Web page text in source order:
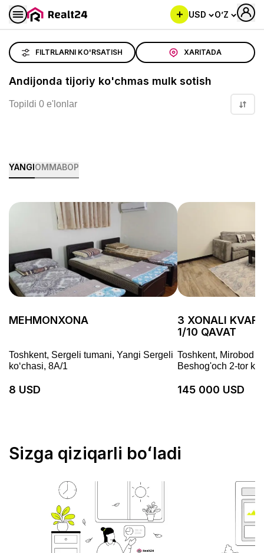
USD O’Z
FILTRLARNI KO'RSATISH XARITADA
Andijonda tijoriy ko'chmas mulk sotish
Topildi 0 e'lonlar
YANGIOMMABOP
MEHMONXONA
Toshkent, Sergeli tumani, Yangi Sergeli
koʻchasi, 8A/1
8 USD
3 XONALI
1/10 QAVAT
Toshkent, Mirobod
Beshog'och 2-tor
145 000 USD
Sizga qiziqarli boʻladi